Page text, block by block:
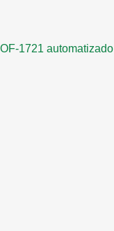
1721 automatizado